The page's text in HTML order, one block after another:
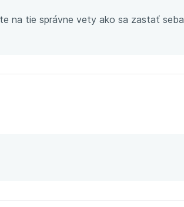
na tie správne vety ako sa zastať seba